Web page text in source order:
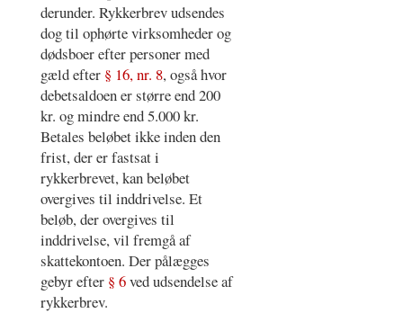
derunder. Rykkerbrev udsendes
dog til ophørte virksomheder og
dødsboer efter personer med
gæld efter § 16, nr. 8, også hvor
debetsaldoen er større end 200
kr. og mindre end 5.000 kr.
Betales beløbet ikke inden den
frist, der er fastsat i
rykkerbrevet, kan beløbet
overgives til inddrivelse. Et
beløb, der overgives til
inddrivelse, vil fremgå af
skattekontoen. Der pålægges
gebyr efter § 6ved udsendelse af
rykkerbrev.